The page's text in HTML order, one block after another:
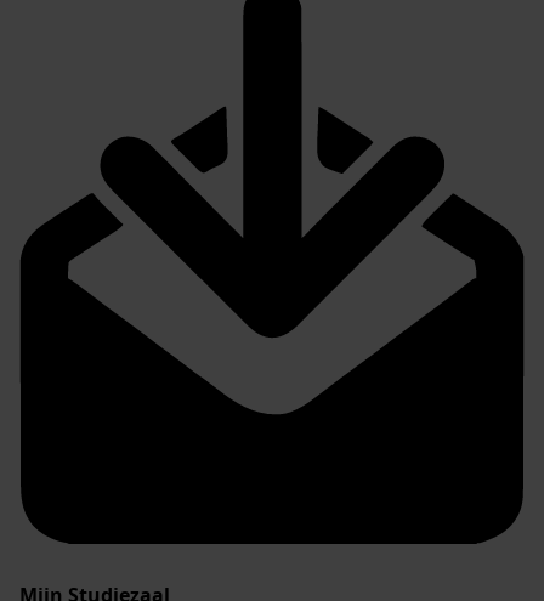
Mijn Studiezaal